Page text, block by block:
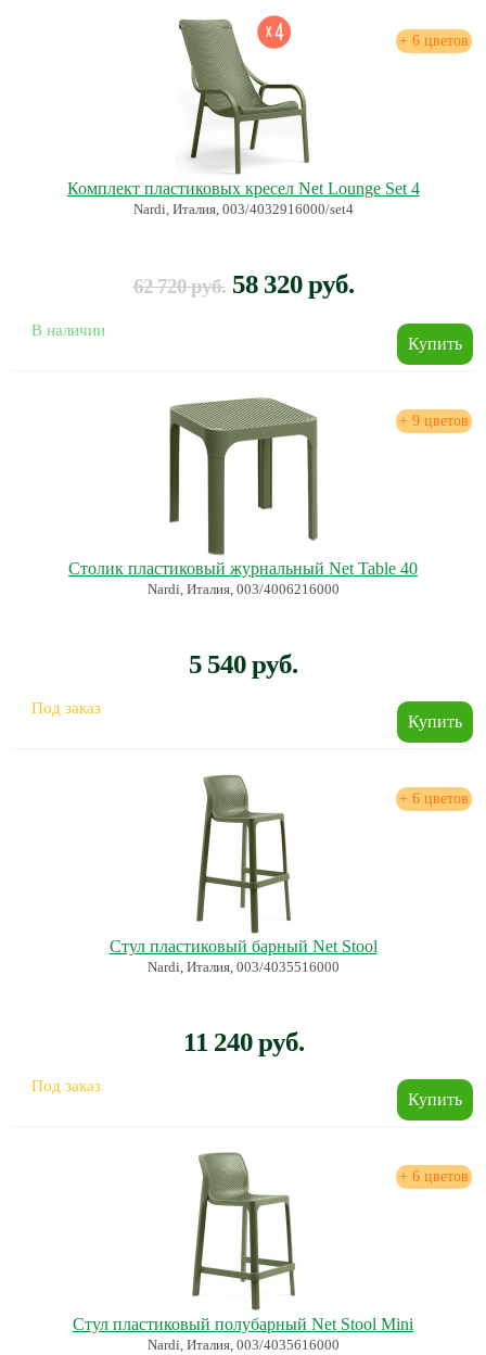
+ 6 цветов
Комплект пластиковых кресел Net Lounge Set 4
Nardi, Италия, 003/4032916000/set4
62 720 руб. 58 320 руб.
В наличии
+ 9 цветов
Столик пластиковый журнальный Net Table 40
Nardi, Италия, 003/4006216000
5 540 руб.
Под заказ
+ 6 цветов
Стул пластиковый барный Net Stool
Nardi, Италия, 003/4035516000
11 240 руб.
Под заказ
+ 6 цветов
Стул пластиковый полубарный Net Stool Mini
Nardi, Италия, 003/4035616000